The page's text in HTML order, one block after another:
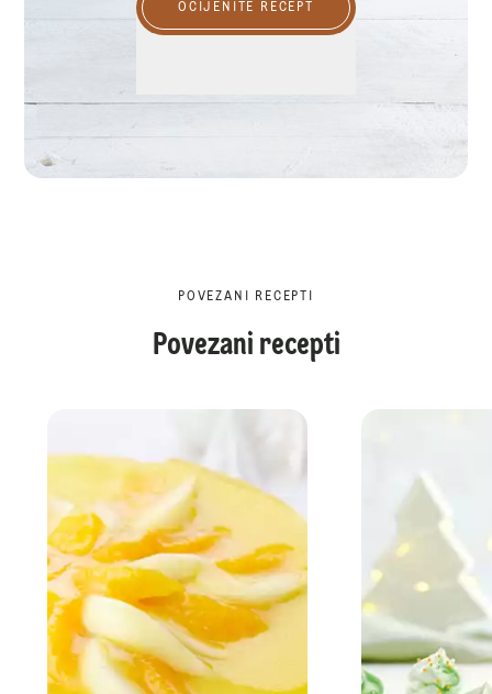
OCIJENITE RECEPT
POVEZANI RECEPTI
Povezani recepti